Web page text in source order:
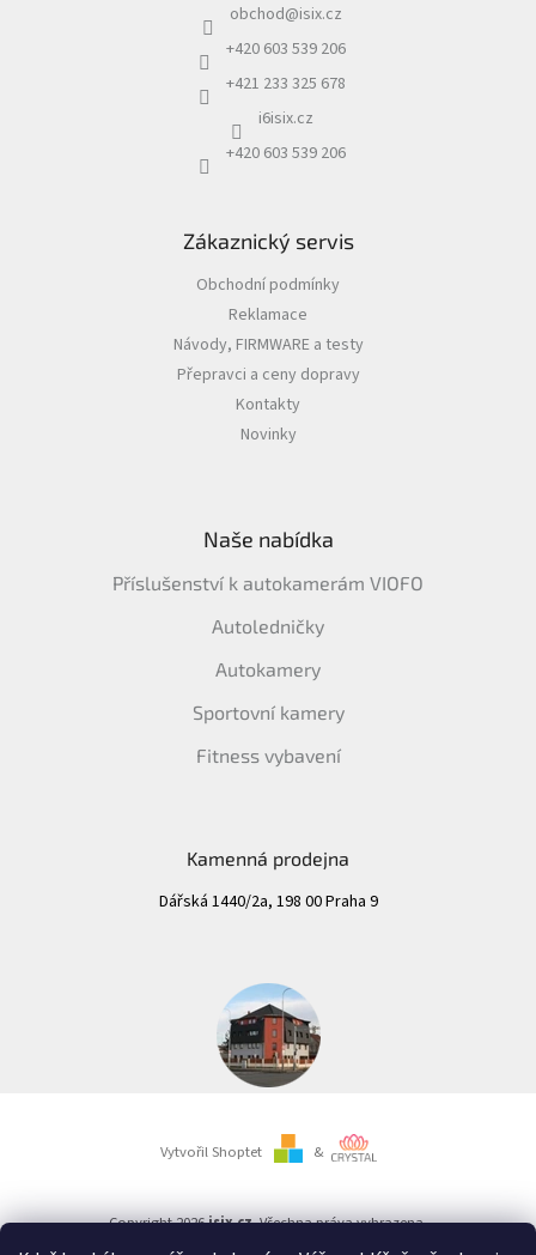
obchod@isix.cz
+420 603 539 206
+421 233 325 678
i6isix.cz
+420 603 539 206
Zákaznický servis
Obchodní podmínky
Reklamace
Návody, FIRMWARE a testy
Přepravci a ceny dopravy
Kontakty
Novinky
Naše nabídka
Příslušenství k autokamerám VIOFO
Autoledničky
Autokamery
Sportovní kamery
Fitness vybavení
Kamenná prodejna
Dářská 1440/2a, 198 00 Praha 9
Vytvořil Shoptet &
Copyright 2026isix.cz. Všechna práva vyhrazena.